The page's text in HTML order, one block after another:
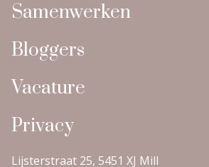
Samenwerken
Bloggers
Vacature
Privacy
Lijsterstraat 25, 5451 XJ Mill